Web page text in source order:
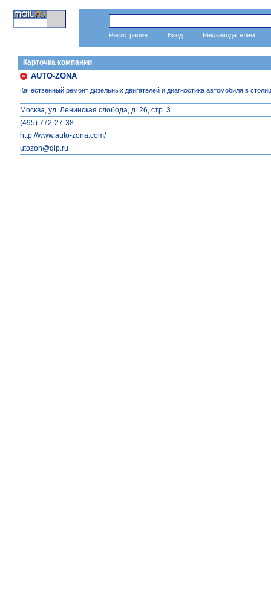
Автозапчасти и автосервис
справочник
Карточка компании
AUTO-ZONA
Качественный ремонт дизельных двигателей и диагностика автомобиля в
Москва, ул. Ленинская слобода, д. 26, стр. 3
(495) 772-27-38
http://www.auto-zona.com/
utozon@qip.ru
Регистрация Вход Рекламодателям